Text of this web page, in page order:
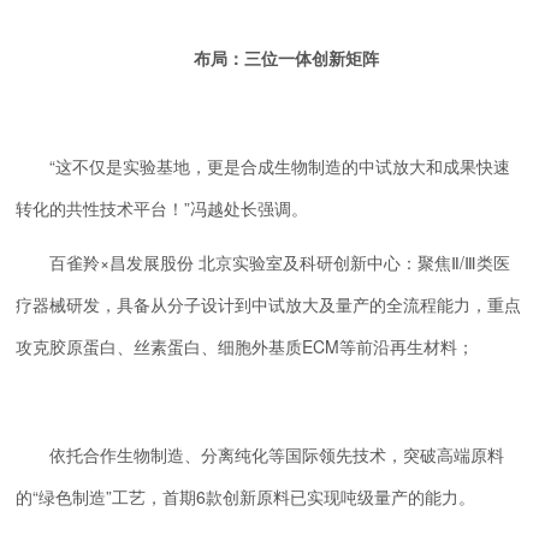
布局：三位一体创新矩阵
“这不仅是实验基地，更是合成生物制造的中试放大和成果快速
转化的共性技术平台！”冯越处长强调。
百雀羚×昌发展股份 北京实验室及科研创新中心：聚焦Ⅱ/Ⅲ类医
疗器械研发，具备从分子设计到中试放大及量产的全流程能力，重点
攻克胶原蛋白、丝素蛋白、细胞外基质ECM等前沿再生材料；
依托合作生物制造、分离纯化等国际领先技术，突破高端原料
的“绿色制造”工艺，首期6款创新原料已实现吨级量产的能力。